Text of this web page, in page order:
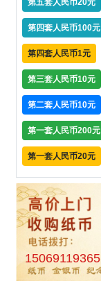
第五套人民币20元
第四套人民币100元
第四套人民币1元
第三套人民币10元
第二套人民币10元
第一套人民币200元
第一套人民币20元
15069119365